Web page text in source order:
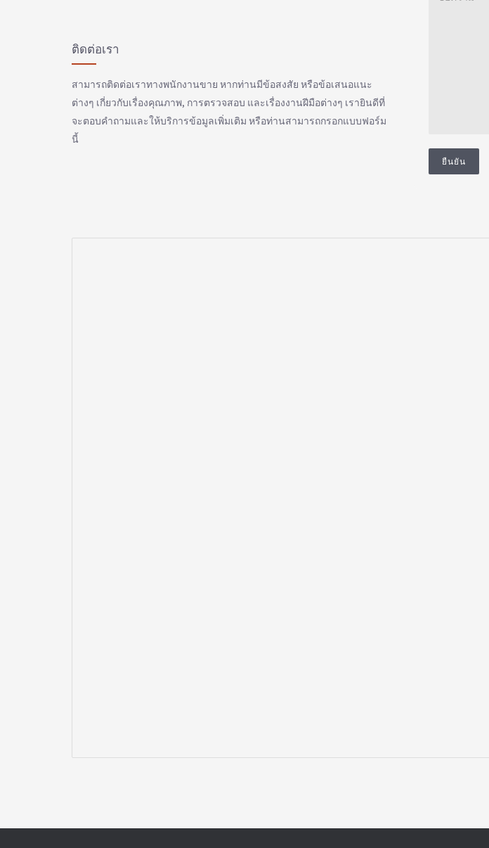
ติดต่อเรา
สามารถติดต่อเราทางพนักงานขาย หากท่านมีข้อสงสัย หรือข้อเสนอแนะ
ต่างๆ เกี่ยวกับเรื่องคุณภาพ, การตรวจสอบ และเรื่องงานฝีมือต่างๆ เรายินดีที่
จะตอบคำถามและให้บริการข้อมูลเพิ่มเติม หรือท่านสามารถกรอกแบบฟอร์ม
นี้
ยืนยัน